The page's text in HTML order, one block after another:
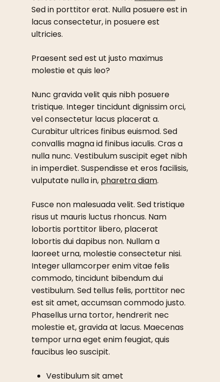
Sed in porttitor erat. Nulla posuere est in
lacus consectetur, in posuere est
ultricies.
Praesent sed est ut justo maximus
molestie et quis leo?
Nunc gravida velit quis nibh posuere
tristique. Integer tincidunt dignissim orci,
vel consectetur lacus placerat a.
Curabitur ultrices finibus euismod. Sed
convallis magna id finibus iaculis. Cras a
nulla nunc. Vestibulum suscipit eget nibh
in imperdiet. Suspendisse et eros facilisis,
vulputate nulla in, pharetra diam.
Fusce non malesuada velit. Sed tristique
risus ut mauris luctus rhoncus. Nam
lobortis porttitor libero, placerat
lobortis dui dapibus non. Nullam a
laoreet urna, molestie consectetur nisi.
Integer ullamcorper enim vitae felis
commodo, tincidunt bibendum dui
vestibulum. Sed tellus felis, porttitor nec
est sit amet, accumsan commodo justo.
Phasellus urna tortor, hendrerit nec
molestie et, gravida at lacus. Maecenas
tempor urna eget enim feugiat, quis
faucibus leo suscipit.
Vestibulum sit amet